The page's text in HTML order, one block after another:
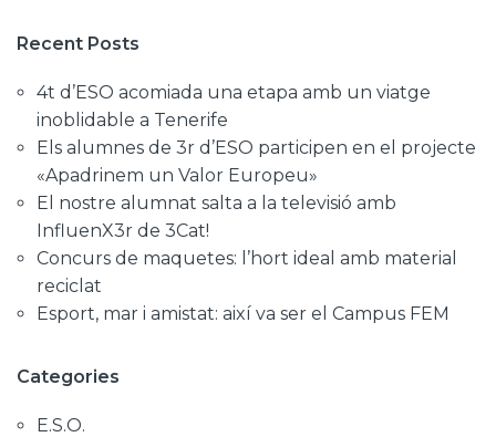
Recent Posts
4t d’ESO acomiada una etapa amb un viatge
inoblidable a Tenerife
Els alumnes de 3r d’ESO participen en el projecte
«Apadrinem un Valor Europeu»
El nostre alumnat salta a la televisió amb
InfluenX3r de 3Cat!
Concurs de maquetes: l’hort ideal amb material
reciclat
Esport, mar i amistat: així va ser el Campus FEM
Categories
E.S.O.